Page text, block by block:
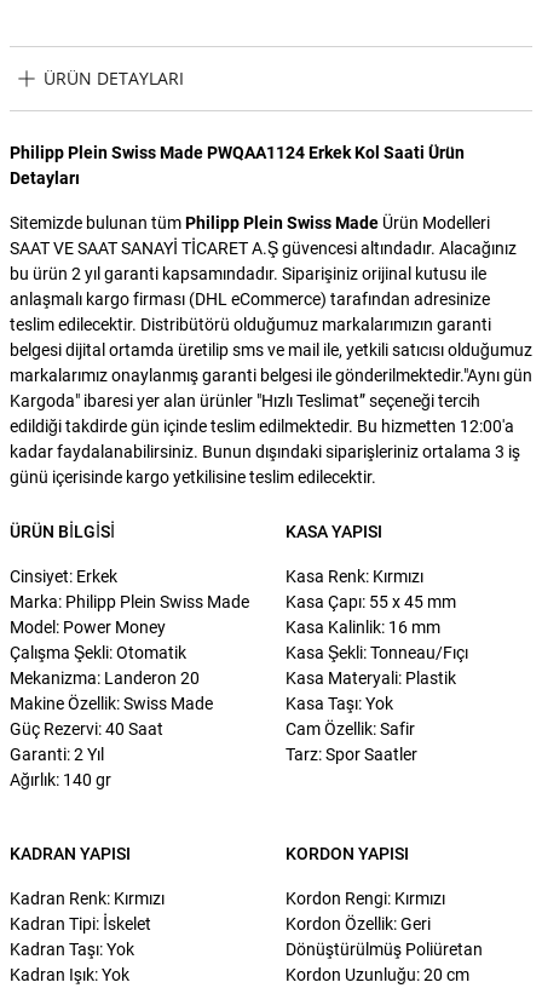
ÜRÜN DETAYLARI
Philipp Plein Swiss Made PWQAA1124 Erkek Kol Saati Ürün
Detayları
Sitemizde bulunan tümPhilipp Plein Swiss Made Ürün Modelleri
SAAT VE SAAT SANAYİ TİCARET A.Ş güvencesi altındadır. Alacağınız
bu ürün 2 yıl garanti kapsamındadır. Siparişiniz orijinal kutusu ile
anlaşmalı kargo firması (DHL eCommerce) tarafından adresinize
teslim edilecektir. Distribütörü olduğumuz markalarımızın garanti
belgesi dijital ortamda üretilip sms ve mail ile, yetkili satıcısı olduğumuz
markalarımız onaylanmış garanti belgesi ile gönderilmektedir."Aynı gün
Kargoda" ibaresi yer alan ürünler "Hızlı Teslimat” seçeneği tercih
edildiği takdirde gün içinde teslim edilmektedir. Bu hizmetten 12:00'a
kadar faydalanabilirsiniz. Bunun dışındaki siparişleriniz ortalama 3 iş
günü içerisinde kargo yetkilisine teslim edilecektir.
ÜRÜN BILGISI
Cinsiyet: Erkek
Marka: Philipp Plein Swiss Made
Model: Power Money
Çalışma Şekli: Otomatik
Mekanizma: Landeron 20
Makine Özellik: Swiss Made
Güç Rezervi: 40 Saat
Garanti: 2 Yıl
Ağırlık: 140 gr
KASA YAPISI
Kasa Renk: Kırmızı
Kasa Çapı: 55 x 45 mm
Kasa Kalinlik: 16 mm
Kasa Şekli: Tonneau/Fıçı
Kasa Materyali: Plastik
Kasa Taşı: Yok
Cam Özellik: Safir
Tarz: Spor Saatler
KADRAN YAPISI
Kadran Renk: Kırmızı
Kadran Tipi: İskelet
Kadran Taşı: Yok
Kadran Işık: Yok
KORDON YAPISI
Kordon Rengi: Kırmızı
Kordon Özellik: Geri
Dönüştürülmüş Poliüretan
Kordon Uzunluğu: 20 cm